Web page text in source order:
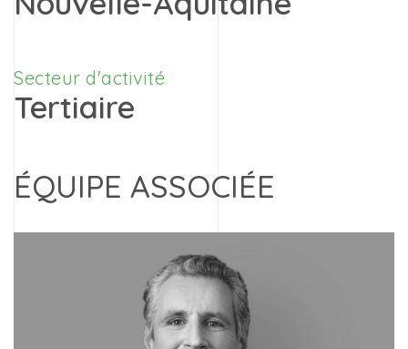
Secteur d'activité
Tertiaire
ÉQUIPE ASSOCIÉE